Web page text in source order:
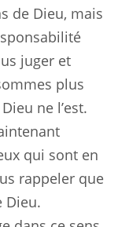
de Dieu, mais
juger et
plus
ne l’est.
qui sont en
rappeler que
Dieu.